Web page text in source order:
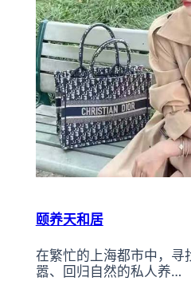
颐养天和居
在繁忙的上海都市中，寻
嚣、回归自然的私人养…